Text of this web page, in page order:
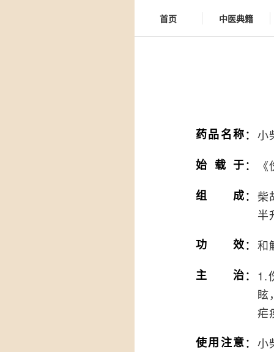
首页 中医典籍
药品名称： 小
始载于：
组成： 柴
半
功效： 和
主治： 1.
眩
疟
使用注意： 小